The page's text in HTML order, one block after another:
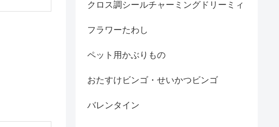
クロス調シールチャーミングドリーミィ
フラワーたわし
ペット用かぶりもの
おたすけビンゴ・せいかつビンゴ
バレンタイン